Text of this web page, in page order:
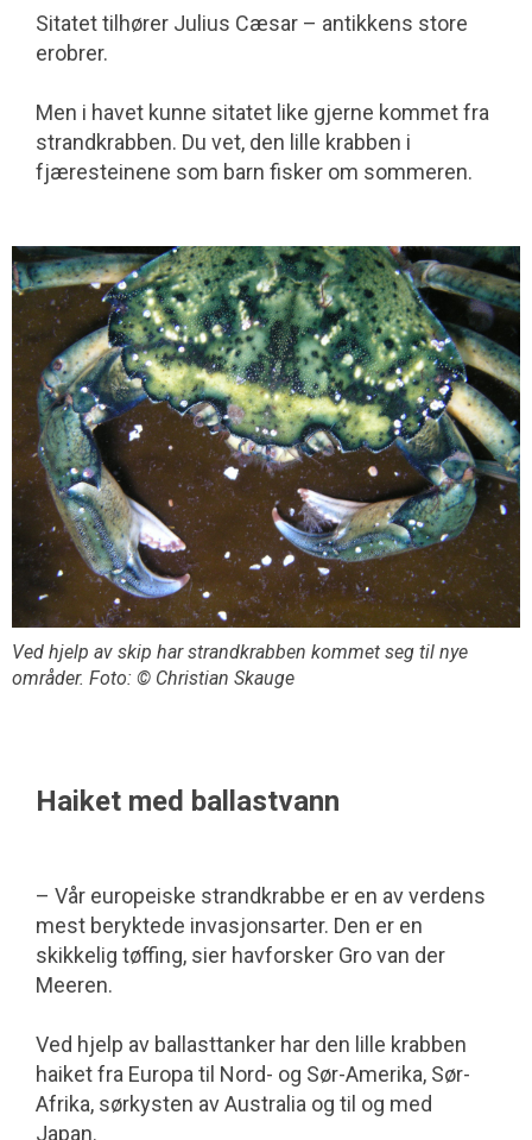
Sitatet tilhører Julius Cæsar – antikkens store
erobrer.
Men i havet kunne sitatet like gjerne kommet fra
strandkrabben. Du vet, den lille krabben i
fjæresteinene som barn fisker om sommeren.
Ved hjelp av skip har strandkrabben kommet seg til nye
områder. Foto: © Christian Skauge
Haiket med ballastvann
– Vår europeiske strandkrabbe er en av verdens
mest beryktede invasjonsarter. Den er en
skikkelig tøffing, sier havforsker Gro van der
Meeren.
Ved hjelp av ballasttanker har den lille krabben
haiket fra Europa til Nord- og Sør-Amerika, Sør-
Afrika, sørkysten av Australia og til og med
Japan.